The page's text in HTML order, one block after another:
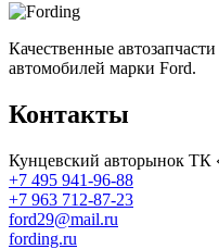
Качественные
автомобилей марки Ford.
Контакты
Кунцевский авторынок ТК
+7 495 941-96-88
+7 963 712-87-23
ford29@mail.ru
fording.ru